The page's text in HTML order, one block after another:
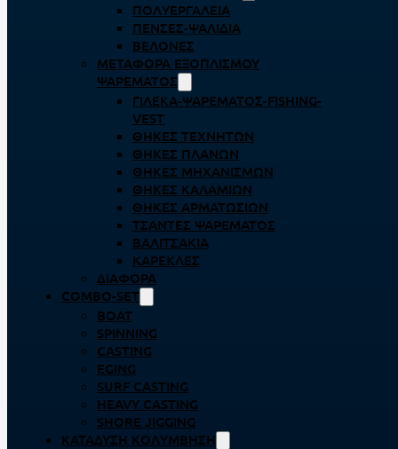
ΠΟΛΥΕΡΓΑΛΕΊΑ
ΠΈΝΣΕΣ-ΨΑΛΊΔΙΑ
ΒΕΛΌΝΕΣ
ΜΕΤΑΦΟΡΆ ΕΞΟΠΛΙΣΜΟΎ
ΨΑΡΈΜΑΤΟΣ
ΓΙΛΈΚΑ-ΨΑΡΈΜΑΤΟΣ-FISHING-
VEST
ΘΉΚΕΣ ΤΕΧΝΗΤΏΝ
ΘΉΚΕΣ ΠΛΆΝΩΝ
ΘΉΚΕΣ ΜΗΧΑΝΙΣΜΏΝ
ΘΉΚΕΣ ΚΑΛΑΜΙΏΝ
ΘΉΚΕΣ ΑΡΜΑΤΩΣΙΏΝ
ΤΣΆΝΤΕΣ ΨΑΡΈΜΑΤΟΣ
ΒΑΛΙΤΣΆΚΙΑ
ΚΑΡΈΚΛΕΣ
ΔΙΆΦΟΡΑ
COMBO-SET
BOAT
SPINNING
CASTING
EGING
SURF CASTING
HEAVY CASTING
SHORE JIGGING
ΚΑΤΆΔΥΣΗ ΚΟΛΎΜΒΗΣΗ